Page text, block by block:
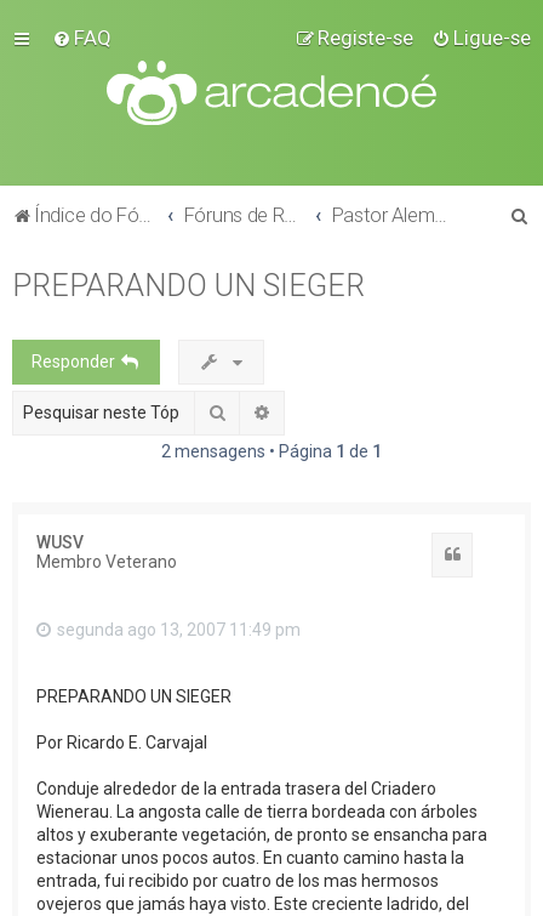
FAQ Ligue-se
Registe-se
Índice do Fórum
PREPARANDO UN SIEGER
Responder
Pesquisar
2 mensagens • Página 1 de 1
WUSV
Membro Veterano
segunda ago 13, 2007 11:49 pm
PREPARANDO UN SIEGER
Por Ricardo E. Carvajal
Conduje alrededor de la entrada trasera del Criadero
Wienerau. La angosta calle de tierra bordeada con árboles
altos y exuberante vegetación, de pronto se ensancha para
estacionar unos pocos autos. En cuanto camino hasta la
entrada, fui recibido por cuatro de los mas hermosos
ovejeros que jamás haya visto. Este creciente ladrido, del